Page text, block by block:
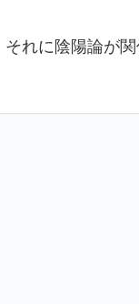
れに陰陽論が